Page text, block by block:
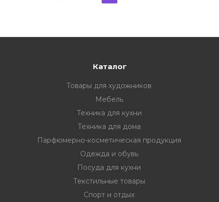
Каталог
Товары для художников
Мебель
Техника для кухни
Техника для дома
Парфюмерно-косметическая продукция
Одежда и обувь
Посуда для кухни
Текстильные товары
Спорт и отдых